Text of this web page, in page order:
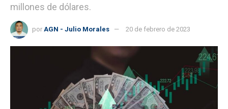
millones de dólares.
por AGN - Julio Morales 20 de febrero de 2023